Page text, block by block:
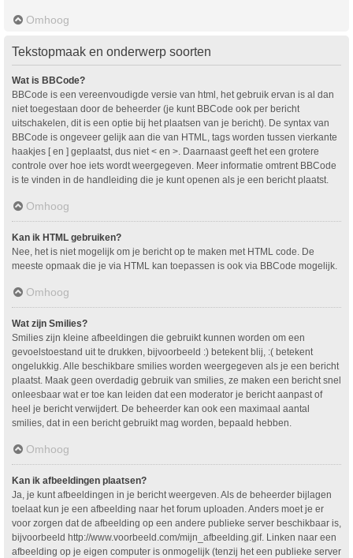
Omhoog
Tekstopmaak en onderwerp soorten
Wat is BBCode?
BBCode is een vereenvoudigde versie van html, het gebruik ervan is al dan
niet toegestaan door de beheerder (je kunt BBCode ook per bericht
uitschakelen, dit is een optie bij het plaatsen van je bericht). De syntax van
BBCode is ongeveer gelijk aan die van HTML, tags worden tussen vierkante
haakjes [ en ] geplaatst, dus niet < en >. Daarnaast geeft het een grotere
controle over hoe iets wordt weergegeven. Meer informatie omtrent BBCode
is te vinden in de handleiding die je kunt openen als je een bericht plaatst.
Omhoog
Kan ik HTML gebruiken?
Nee, het is niet mogelijk om je bericht op te maken met HTML code. De
meeste opmaak die je via HTML kan toepassen is ook via BBCode mogelijk.
Omhoog
Wat zijn Smilies?
Smilies zijn kleine afbeeldingen die gebruikt kunnen worden om een
gevoelstoestand uit te drukken, bijvoorbeeld :) betekent blij, :( betekent
ongelukkig. Alle beschikbare smilies worden weergegeven als je een bericht
plaatst. Maak geen overdadig gebruik van smilies, ze maken een bericht snel
onleesbaar wat er toe kan leiden dat een moderator je bericht aanpast of
heel je bericht verwijdert. De beheerder kan ook een maximaal aantal
smilies, dat in een bericht gebruikt mag worden, bepaald hebben.
Omhoog
Kan ik afbeeldingen plaatsen?
Ja, je kunt afbeeldingen in je bericht weergeven. Als de beheerder bijlagen
toelaat kun je een afbeelding naar het forum uploaden. Anders moet je er
voor zorgen dat de afbeelding op een andere publieke server beschikbaar is,
bijvoorbeeld http://www.voorbeeld.com/mijn_afbeelding.gif. Linken naar een
afbeelding op je eigen computer is onmogelijk (tenzij het een publieke server